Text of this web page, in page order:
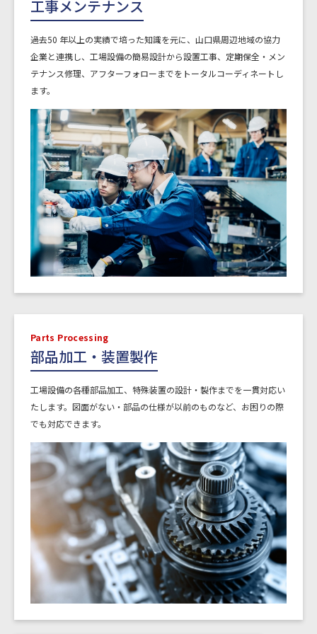
工事メンテナンス
過去50 年以上の実績で培った知識を元に、⼭⼝県周辺地域の協⼒
企業と連携し、⼯場設備の簡易設計から設置⼯事、定期保全・メン
テナンス修理、アフターフォローまでをトータルコーディネートし
ます。
Parts Processing
部品加工・装置製作
工場設備の各種部品加工、特殊装置の設計・製作までを一貫対応い
たします。図面がない・部品の仕様が以前のものなど、お困りの際
でも対応できます。